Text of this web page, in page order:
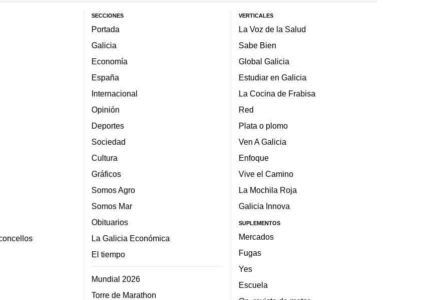
SECCIONES
Portada
Galicia
Economía
España
Internacional
Opinión
Deportes
Sociedad
Cultura
Gráficos
Somos Agro
Somos Mar
Obituarios
La Galicia Económica
El tiempo
Mundial 2026
Torre de Marathon
VERTICALES
La Voz de la Salud
Sabe Bien
Global Galicia
Estudiar en Galicia
La Cocina de Frabisa
Red
Plata o plomo
Ven A Galicia
Enfoque
Vive el Camino
La Mochila Roja
Galicia Innova
SUPLEMENTOS
Mercados
Fugas
Yes
Escuela